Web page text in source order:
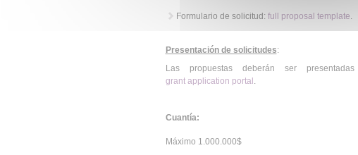
Formulario de solicitud: full proposal template.
Presentación de solicitudes:
Las propuestas deberán ser
grant application portal .
Cuantía:
Máximo 1.000.000$